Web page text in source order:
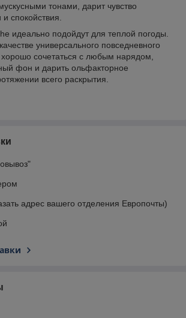
тонами, дарит чувство
спокойствия.
идеально подойдут для теплой погоды.
универсального повседневного
сочетаться с любым нарядом,
фон и дарить ольфакторное
всего раскрытия.
адрес вашего отделения Европочты)